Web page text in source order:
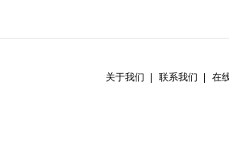
关于我们 联系我们 在